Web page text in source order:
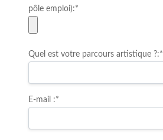
pôle emploi):*
Quel est votre parcours artistique ?:*
E-mail :*